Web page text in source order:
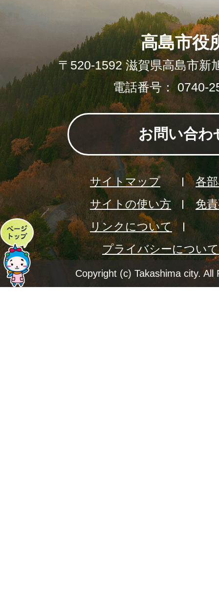
ペ
ー
ジ
高島市役
〒520-1592 滋賀県高島市新
電話番号： 0740-
お問い合わ
サイトマップ
各
サイトの使い方
免
リンクについて
プライバシーについて
Copyright (c) Takashima city. All